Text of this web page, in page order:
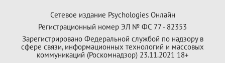
Сетевое издание Psychologies Онлайн
Регистрационный номер ЭЛ № ФС 77 - 82353
Зарегистрировано Федеральной службой по надзору в
сфере связи, информационных технологий и массовых
коммуникаций (Роскомнадзор) 23.11.2021 18+